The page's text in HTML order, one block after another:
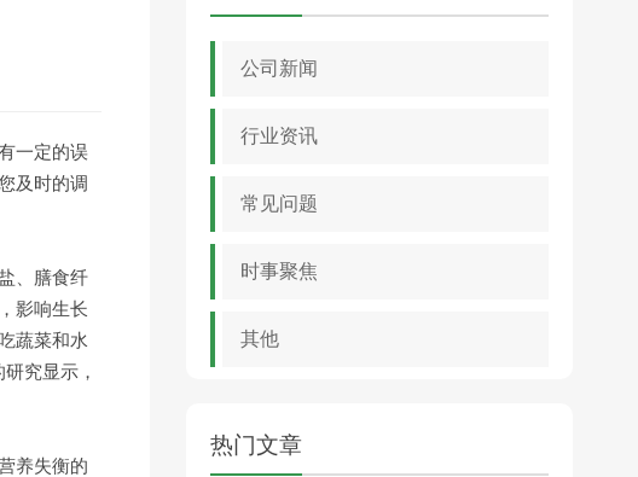
一定的误
及时的调
、膳食纤
影响生长
蔬菜和水
究显示，
养失衡的
公司新闻
行业资讯
常见问题
时事聚焦
其他
热门文章